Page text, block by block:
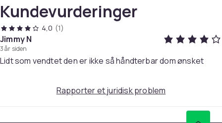
Spesifikasjon:
Svart farge
Størrelse: 6,1 x 2,2 x 3,1 cm
Materiale: Kromvanadiumlegeringsstål med magnet
Passer for: 1/4 tommers sekskantbit
Kundevurderinger
4,0 (1)
Jimmy N
3 år siden
Lidt som vendtet den er ikke så håndterbar dom ønsket
Rapporter et juridisk problem